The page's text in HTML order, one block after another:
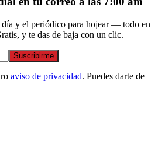
día y el periódico para hojear — todo en
y te das de baja con un clic.
Suscribirme
aviso de privacidad. Puedes darte de